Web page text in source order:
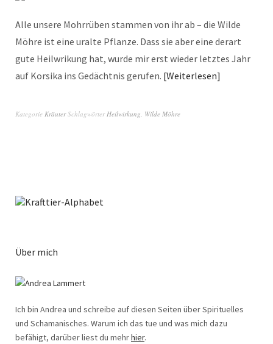
Alle unsere Mohrrüben stammen von ihr ab – die Wilde
Möhre ist eine uralte Pflanze. Dass sie aber eine derart
gute Heilwrikung hat, wurde mir erst wieder letztes Jahr
auf Korsika ins Gedächtnis gerufen. Weiterlesen
Kategorie Kräuter SchlagwörterHeilwirkung, Wilde Möhre
Über mich
Ich bin Andrea und schreibe auf diesen Seiten über Spirituelles
und Schamanisches. Warum ich das tue und was mich dazu
befähigt, darüber liest du mehrhier.